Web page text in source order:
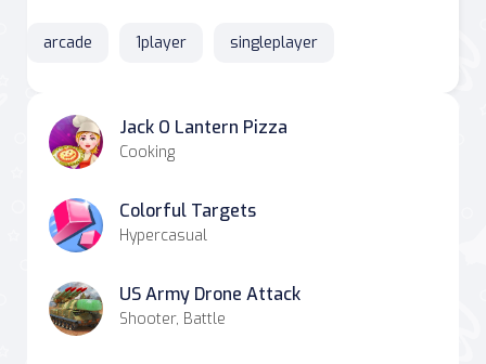
arcade 1player singleplayer
Jack O Lantern Pizza
Cooking
Colorful Targets
Hypercasual
US Army Drone Attack
Shooter, Battle